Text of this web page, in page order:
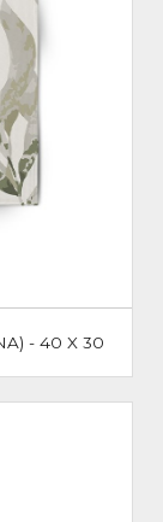
- 40 X 30